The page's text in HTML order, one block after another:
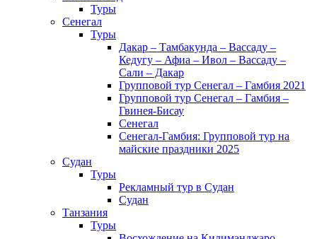
Туры
Сенегал
Туры
Дакар – Тамбакунда – Вассаду –
Кедугу – Афиа – Ивол – Вассаду –
Сали – Дакар
Групповой тур Сенегал – Гамбия 2021
Групповой тур Сенегал – Гамбия –
Гвинея-Бисау
Сенегал
Сенегал-Гамбия: Групповой тур на
майские праздники 2025
Судан
Туры
Рекламный тур в Cудан
Cудан
Танзания
Туры